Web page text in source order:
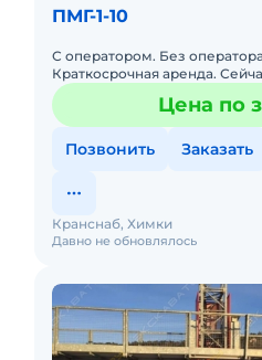
ПМГ-1-10
С оператором. Без
Краткосрочная аренда.
Цена по
Позвонить Заказать
Давно не обновлялось
Кранснаб, Химки